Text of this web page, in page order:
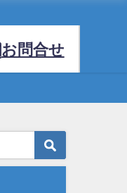
お問合せ